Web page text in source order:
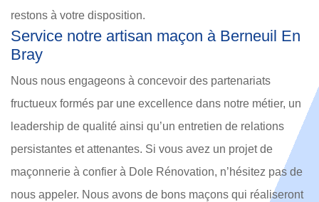
restons à votre disposition.
Service notre artisan maçon à Berneuil En
Bray
Nous nous engageons à concevoir des partenariats
fructueux formés par une excellence dans notre métier, un
leadership de qualité ainsi qu’un entretien de relations
persistantes et attenantes. Si vous avez un projet de
maçonnerie à confier à Dole Rénovation, n’hésitez pas de
nous appeler. Nous avons de bons maçons qui réaliseront